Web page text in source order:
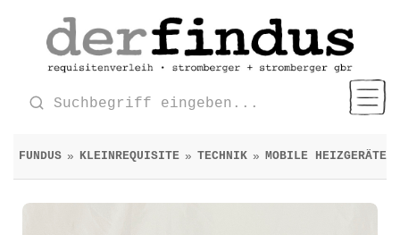
FUNDUS » KLEINREQUISITE » TECHNIK » MOBILE HEIZGERÄTE